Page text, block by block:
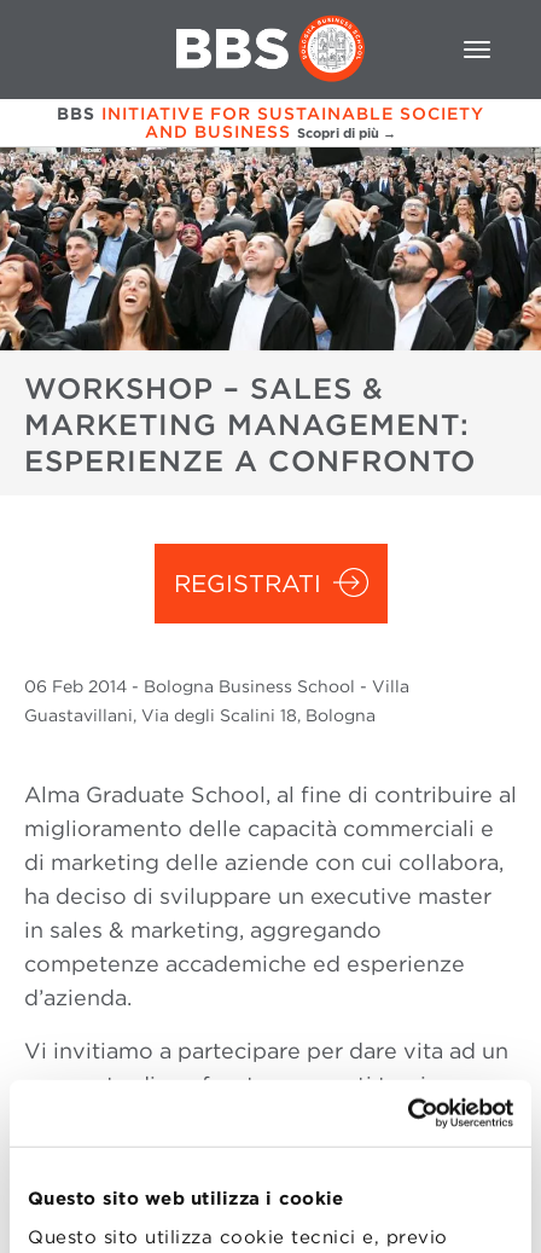
Questo sito web utilizza i cookie
Questo sito utilizza cookie tecnici e, previo
BBS INITIATIVE FOR SUSTAINABLE SOCIETY
AND BUSINESS Scopri di più →
WORKSHOP – SALES &
MARKETING MANAGEMENT:
ESPERIENZE A CONFRONTO
REGISTRATI
06 Feb 2014 - Bologna Business School - Villa
Guastavillani, Via degli Scalini 18, Bologna
Alma Graduate School, al fine di contribuire al
miglioramento delle capacità commerciali e
di marketing delle aziende con cui collabora,
ha deciso di sviluppare un executive master
in sales & marketing, aggregando
competenze accademiche ed esperienze
d’azienda.
Vi invitiamo a partecipare per dare vita ad un
momento di confronto su questi temi.
lancio del nuovo Master Executive in Sales &
Marketing, vi inviata a parteciapre al